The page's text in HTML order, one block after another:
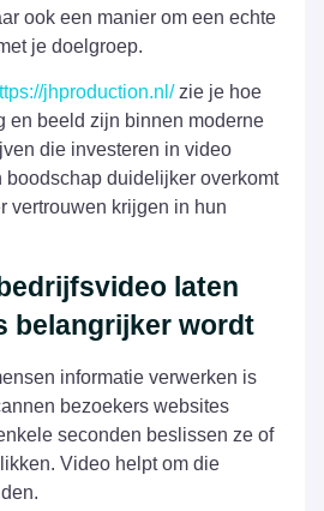
ook een manier om een echte
je doelgroep.
jhproduction.nl/zie je hoe
en beeld zijn binnen moderne
die investeren in video
boodschap duidelijker overkomt
vertrouwen krijgen in hun
laten
belangrijker wordt
informatie verwerken is
bezoekers websites
seconden beslissen ze of
Video helpt om die